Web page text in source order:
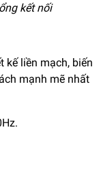
kết nối
kế liền mạch, biến
mạnh mẽ nhất